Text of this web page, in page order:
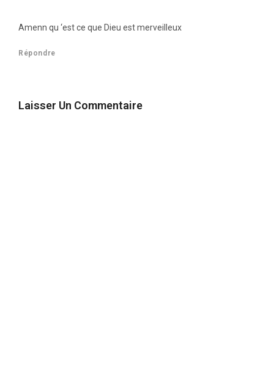
Amenn qu ‘est ce que Dieu est merveilleux
Répondre
Laisser Un Commentaire